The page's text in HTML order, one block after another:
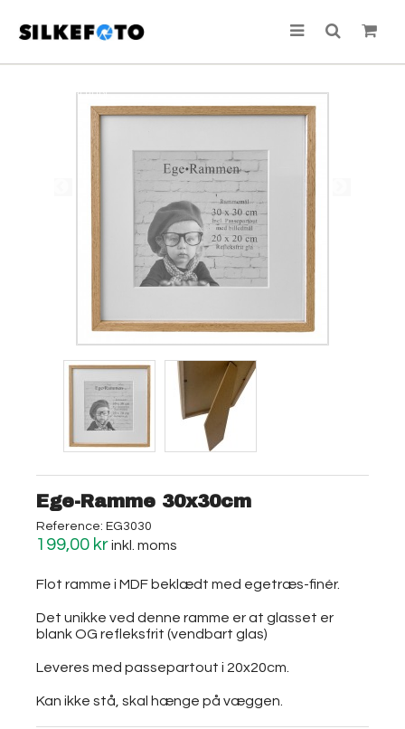
TILBUD!
Ege-Ramme 30x30cm
Reference: EG3030
199,00 krinkl. moms
Flot ramme i MDF beklædt med egetræs-finér.
Det unikke ved denne ramme er at glasset er
blank OG refleksfrit (vendbart glas)
Leveres med passepartout i 20x20cm.
Kan ikke stå, skal hænge på væggen.